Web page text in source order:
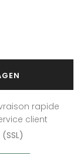
rapide
client